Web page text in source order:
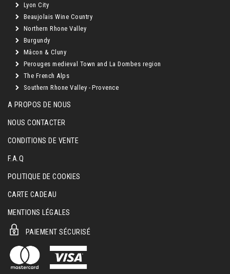
Lyon City
Beaujolais Wine Country
Northern Rhone Valley
Burgundy
Mâcon & Cluny
Perouges medieval Town and La Dombes region
The French Alps
Southern Rhone Valley - Provence
A PROPOS DE NOUS
NOUS CONTACTER
CONDITIONS DE VENTE
F.A.Q
POLITIQUE DE COOKIES
CARTE CADEAU
MENTIONS LÉGALES
PAIEMENT SÉCURISÉ